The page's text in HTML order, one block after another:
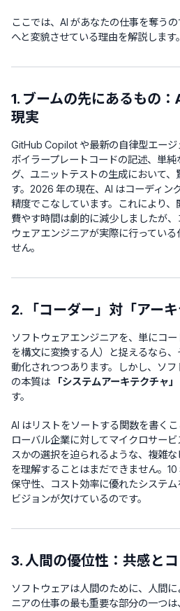
ここでは、AI があなたの仕事を奪う
へと変貌させている理由を解説します。
1. ブームの先にあるもの
現実
GitHub Copilot や最新の自律型エージ
ボイラープレートコードの記述、単
グ、ユニットテストの生成において
す。2026 年の現在、AI はコーディン
精度でこなしています。これにより
費やす時間は劇的に減少しましたが
ウェアエンジニアが実際に行ってい
せん。
2. 「コーダー」対「アーキ
ソフトウェアエンジニアを、単にコ
を構文に変換する人）と捉えるなら
動化されつつあります。しかし、ソ
の本質は
「システムアーキテクチャ」
す。
AI はリストをソートする関数を書く
ローバル企業に対してマイクロサー
スかの選択を迫られるような、複雑
を理解することはまだできません。10
保守性、コスト効率に優れたシステ
ビジョンが欠けているのです。
3. 人間の優位性：共感と
ソフトウェアは人間のために、人間
ニアの仕事の最も重要な部分の一つは